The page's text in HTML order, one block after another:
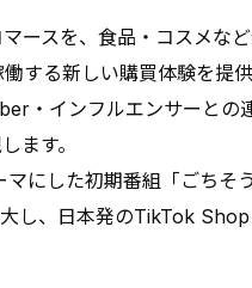
スを、食品・コスメな
する新しい購買体験を提
・インフルエンサーとの
ます。
にした初期番組「ごちそ
し、日本発のTikTok